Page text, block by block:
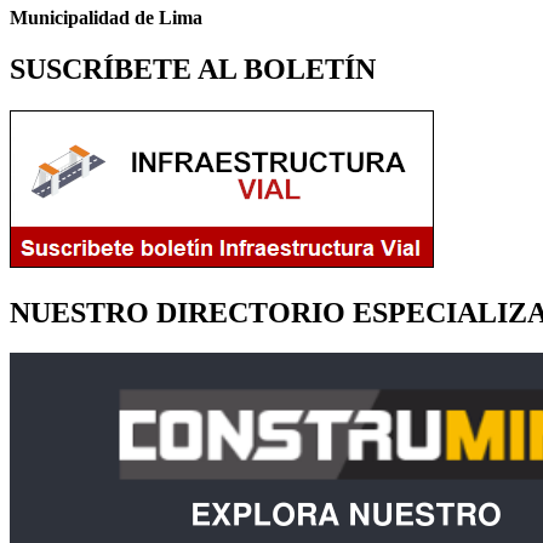
Municipalidad de Lima
SUSCRÍBETE AL BOLETÍN
NUESTRO DIRECTORIO